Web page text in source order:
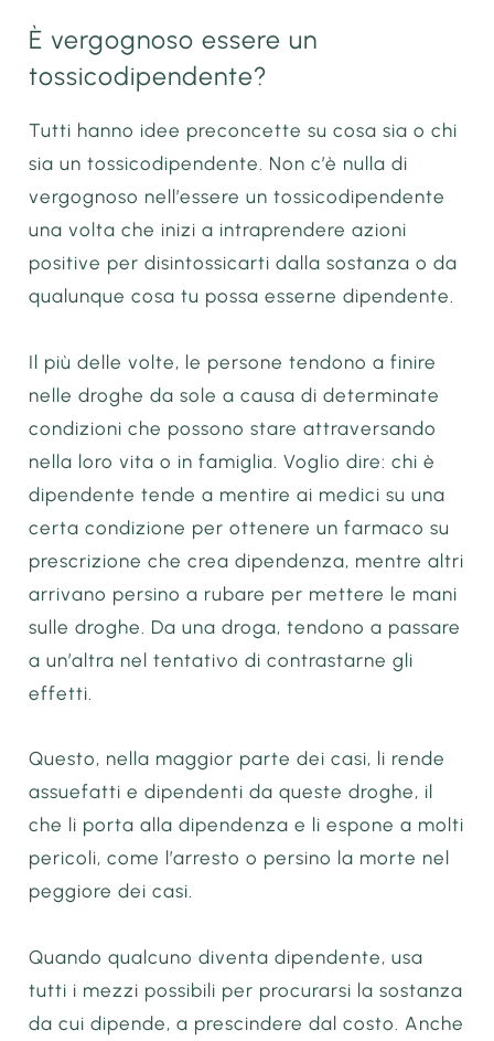
È vergognoso essere un
tossicodipendente?
Tutti hanno idee preconcette su cosa sia o chi
sia un tossicodipendente. Non c’è nulla di
vergognoso nell’essere un tossicodipendente
una volta che inizi a intraprendere azioni
positive per disintossicarti dalla sostanza o da
qualunque cosa tu possa esserne dipendente.
Il più delle volte, le persone tendono a finire
nelle droghe da sole a causa di determinate
condizioni che possono stare attraversando
nella loro vita o in famiglia. Voglio dire: chi è
dipendente tende a mentire ai medici su una
certa condizione per ottenere un farmaco su
prescrizione che crea dipendenza, mentre altri
arrivano persino a rubare per mettere le mani
sulle droghe. Da una droga, tendono a passare
a un’altra nel tentativo di contrastarne gli
effetti.
Questo, nella maggior parte dei casi, li rende
assuefatti e dipendenti da queste droghe, il
che li porta alla dipendenza e li espone a molti
pericoli, come l’arresto o persino la morte nel
peggiore dei casi.
Quando qualcuno diventa dipendente, usa
tutti i mezzi possibili per procurarsi la sostanza
da cui dipende, a prescindere dal costo. Anche